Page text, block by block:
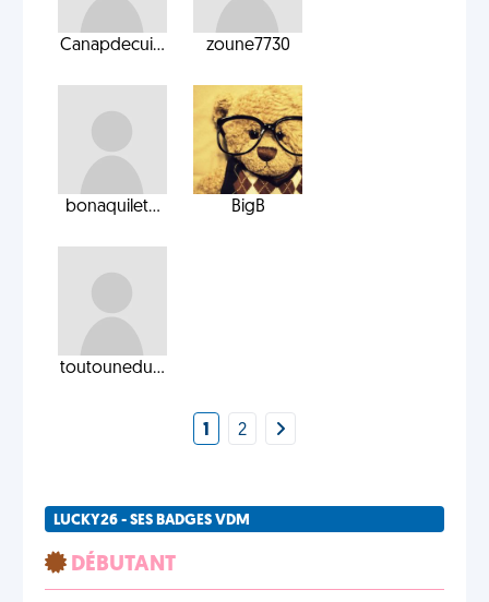
Canapdecui... zoune7730
bonaquilet... BigB
toutounedu...
1 2
LUCKY26 - SES BADGES VDM
DÉBUTANT